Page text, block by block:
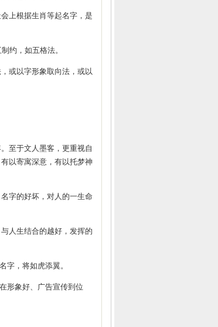
上根据生肖等起名字，是
约，如五格法。
或以字形象取向法，或以
至于文人墨客，更重视自
以寄寓深意，有以托梦神
字的好坏，对人的一生命
人生结合的越好，发挥的
，将如虎添翼。
形象好、广告宣传到位